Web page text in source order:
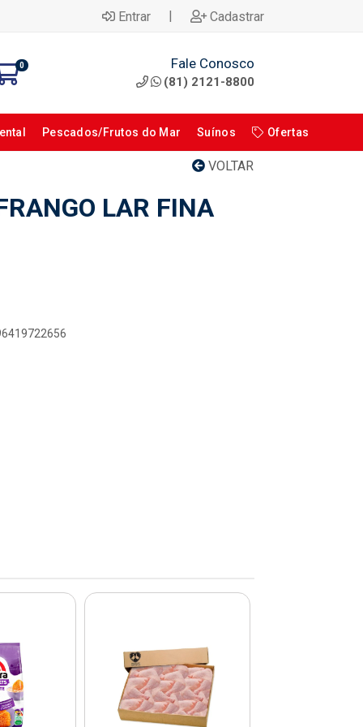
Entrar | Cadastrar
0 Fale Conosco
(81) 2121-8800
Pescados/Frutos do Mar Suínos Ofertas
VOLTAR
LAR FINA